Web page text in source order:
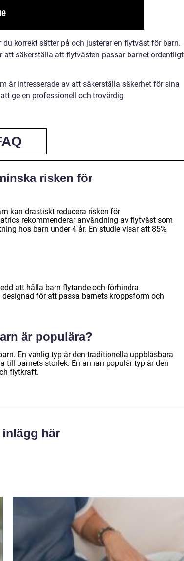
korrekt sätter på och justerar en flytväst för barn.
säkerställa att flytvästen passar barnet ordentligt
är intresserade av att säkerställa säkerhet för sina
ge en professionell och trovärdig
risken för
kan drastiskt reducera risken för
rekommenderar användning av flytväst som
hos barn under 4 år. En studie visar att 85%
att hålla barn flytande och förhindra
för att passa barnets kroppsform och
är populära?
En vanlig typ är den traditionella uppblåsbara
till barnets storlek. En annan populär typ är den
flytkraft.
här